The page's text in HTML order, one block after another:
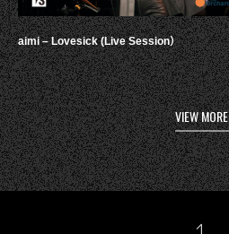
aimi – Lovesick (Live Session）
VIEW MORE